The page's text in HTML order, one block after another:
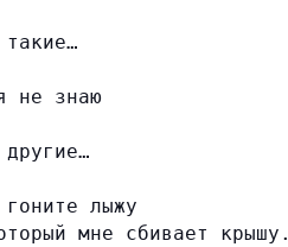
не знаю
лыжу
мне сбивает крышу.